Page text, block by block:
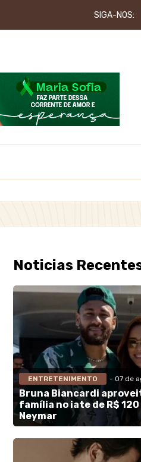
SIGA-NOS:
Noticias
ENTRETENIMENTO - 07 de
Bruna Biancardi
família no iate de R$
Neymar